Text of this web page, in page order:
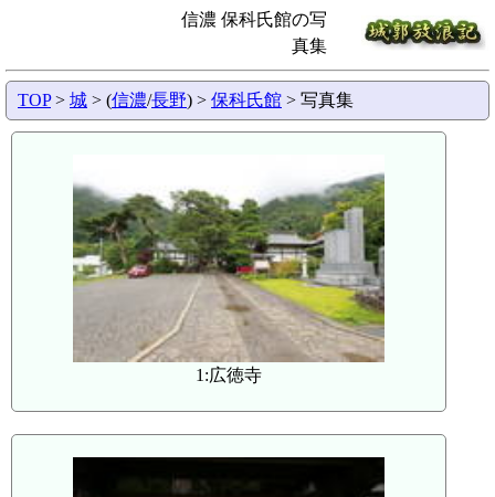
信濃 保科氏館の写
真集
TOP> 城 > (信濃/長野) > 保科氏館 > 写真集
1:広徳寺